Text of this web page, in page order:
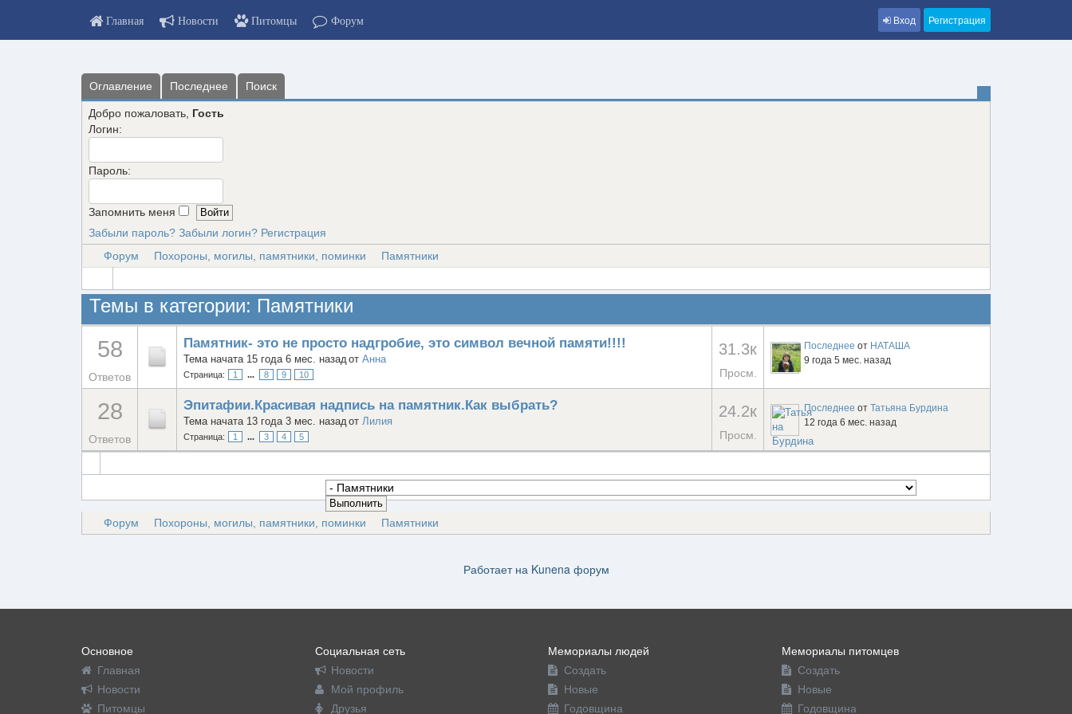
Главная Новости Питомцы Форум Вход Регистрация
Оглавление Последнее Поиск
Добро пожаловать, Гость
Логин:
Пароль:
Запомнить меня
Забыли пароль? Забыли логин? Регистрация
Форум
Похороны, могилы, памятники, поминки Памятники
Темы в категории: Памятники
58
Ответов
Памятник- это не просто надгробие, это символ вечной памяти!!!!
Тема начата 15 года 6 мес. назадот Анна
Страница: 1 ... 8 9 10
31.3к
Просм.
Последнее от НАТАША
9 года 5 мес. назад
28
Ответов
Эпитафии.Красивая надпись на памятник.Как выбрать?
Тема начата 13 года 3 мес. назадот Лилия
Страница: 1 ... 3 4 5
24.2к
Просм.
Последнее от Татьяна Бурдина
12 года 6 мес. назад
Форум Похороны, могилы, памятники, поминки Памятники
Работает на Kunena форум
Основное
Главная
Новости
Питомцы
Социальная сеть
Новости
Мой профиль
Друзья
Мемориалы людей
Создать
Новые
Годовщина
Мемориалы питомцев
Создать
Новые
Годовщина